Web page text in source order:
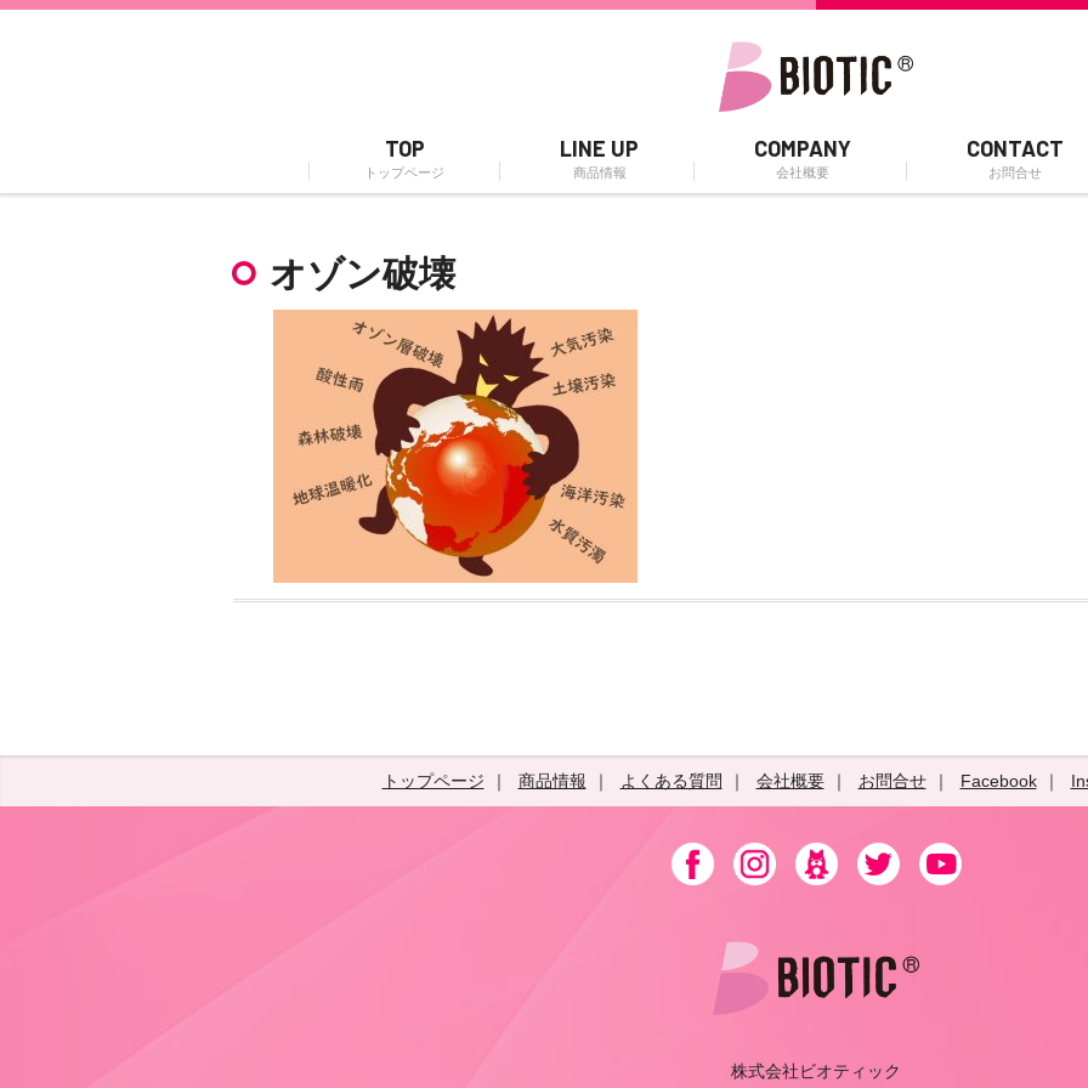
TOP
トップページ
LINE UP
商品情報
COMPANY
会社概要
CONTACT
お問合せ
オゾン破壊
トップページ 商品情報 よくある質問 会社概要 お問合せ Facebook
株式会社ビオティック